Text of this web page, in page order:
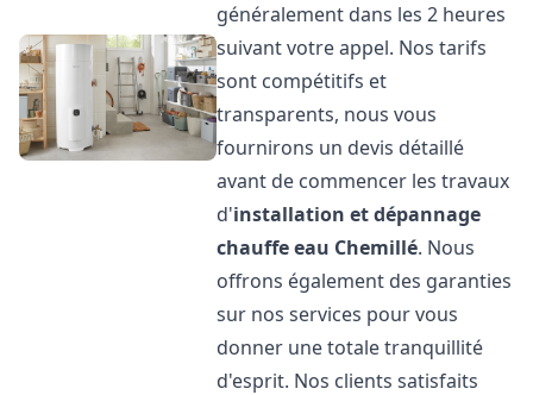
généralement dans les 2 heures
suivant votre appel. Nos tarifs
sont compétitifs et
transparents, nous vous
fournirons un devis détaillé
avant de commencer les travaux
d'installation et dépannage
chauffe eau Chemillé. Nous
offrons également des garanties
sur nos services pour vous
donner une totale tranquillité
d'esprit. Nos clients satisfaits